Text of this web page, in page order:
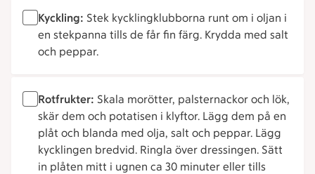
Kyckling: Stek kycklingklubborna runt om i oljan i
en stekpanna tills de får fin färg. Krydda med salt
och peppar.
Rotfrukter: Skala morötter, palsternackor och lök,
skär dem och potatisen i klyftor. Lägg dem på en
plåt och blanda med olja, salt och peppar. Lägg
kycklingen bredvid. Ringla över dressingen. Sätt
in plåten mitt i ugnen ca 30 minuter eller tills